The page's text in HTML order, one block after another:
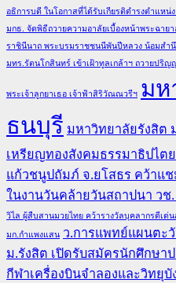
อธิการบดี ในโอกาสที่ได้รับเกียรติดำรงตำแหน่
มกธ. จัดพิธีถวายความอาลัยเบื้องหน้าพระฉาย
ราชินีนาถ พระบรมราชชนนีพันปีหลวง น้อมส
มทร.รัตนโกสินทร์ เข้าเฝ้าทูลเกล้าฯ ถวายป
พระเจ้าลูกยาเธอ เจ้าฟ้าสิริวัณณวรีฯ มห
ธนบุรี มหาวิทยาลัยรังสิต
เหรียญทองสังคมธรรมาธิปไต
แก้วชนูปถัมภ์ จ.ยโสธร คว้าแ
ในงานวันคล้ายวันสถาปนา วช
วิไล ผู้สืบสานมวยไทย คว้ารางวัลบุคลากรดีเด่
มก.กำแพงแสน ว.การแพทย์แผนตะ
ม.รังสิต เปิดรับสมัครนักศึกษา
กีฬาเครื่องบินจำลองและวิทยุ